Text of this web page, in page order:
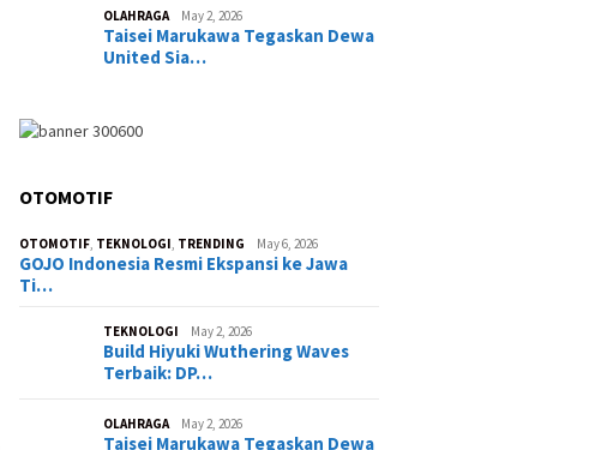
OLAHRAGA May 2, 2026
Taisei Marukawa Tegaskan Dewa
United Sia…
OTOMOTIF
OTOMOTIF, TEKNOLOGI, TRENDING May 6, 2026
GOJO Indonesia Resmi Ekspansi ke Jawa
Ti…
TEKNOLOGI May 2, 2026
Build Hiyuki Wuthering Waves
Terbaik: DP…
OLAHRAGA May 2, 2026
Taisei Marukawa Tegaskan Dewa